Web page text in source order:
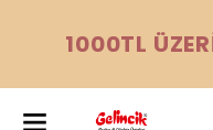
1000TL